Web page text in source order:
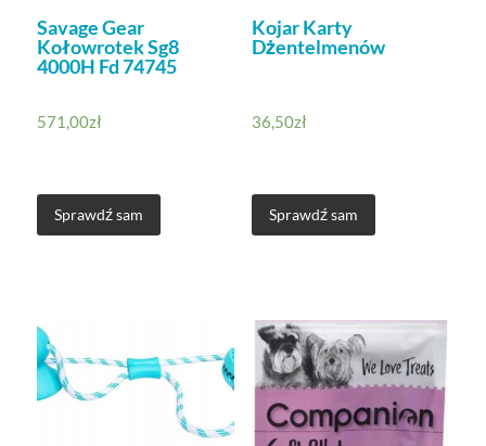
Savage Gear
Kołowrotek Sg8
4000H Fd 74745
571,00zł
Sprawdź sam
Kojar Karty
Dżentelmenów
36,50zł
Sprawdź sam